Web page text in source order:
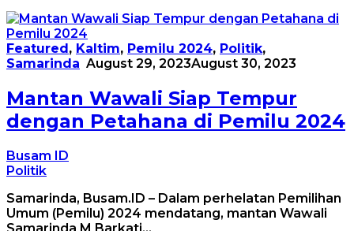
Featured , Kaltim, Pemilu 2024, Politik,
Samarinda August 29, 2023August 30, 2023
Mantan Wawali Siap Tempur
dengan Petahana di Pemilu 2024
Busam ID
Politik
Samarinda, Busam.ID – Dalam perhelatan Pemilihan
Umum (Pemilu) 2024 mendatang, mantan Wawali